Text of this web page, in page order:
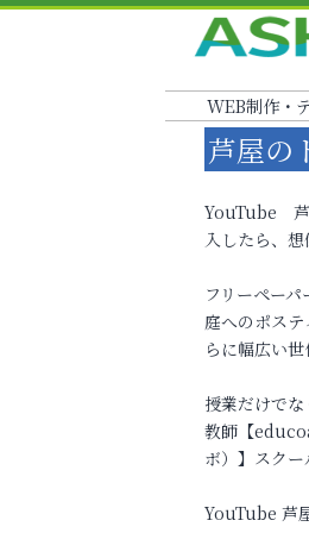
WEB制作・
芦屋の
YouTube 芦
入したら、想
フリーペー
庭へのポス
らに幅広い
授業だけで
教師【
ボ）】スク
YouTube 芦